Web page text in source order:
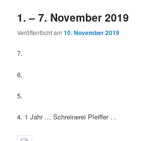
1. – 7. November 2019
Veröffentlicht am10. November 2019
7.
6.
5.
4. 1 Jahr … Schreinerei Pfeiffer …